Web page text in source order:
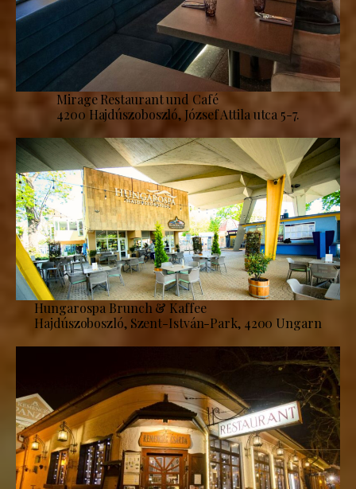
Mirage Restaurant und Café
4200 Hajdúszoboszló, József Attila utca 5-7.
Hungarospa Brunch & Kaffee
Hajdúszoboszló, Szent-István-Park, 4200 Ungarn